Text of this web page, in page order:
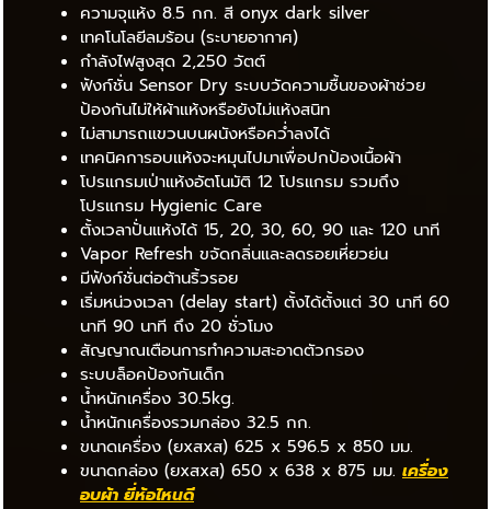
ความจุแห้ง 8.5 กก. สี onyx dark silver
เทคโนโลยีลมร้อน (ระบายอากาศ)
กำลังไฟสูงสุด 2,250 วัตต์
ฟังก์ชั่น Sensor Dry ระบบวัดความชื้นของผ้าช่วย
ป้องกันไม่ให้ผ้าแห้งหรือยังไม่แห้งสนิท
ไม่สามารถแขวนบนผนังหรือคว่ำลงได้
เทคนิคการอบแห้งจะหมุนไปมาเพื่อปกป้องเนื้อผ้า
โปรแกรมเป่าแห้งอัตโนมัติ 12 โปรแกรม รวมถึง
โปรแกรม Hygienic Care
ตั้งเวลาปั่นแห้งได้ 15, 20, 30, 60, 90 และ 120 นาที
Vapor Refresh ขจัดกลิ่นและลดรอยเหี่ยวย่น
มีฟังก์ชั่นต่อต้านริ้วรอย
เริ่มหน่วงเวลา (delay start) ตั้งได้ตั้งแต่ 30 นาที 60
นาที 90 นาที ถึง 20 ชั่วโมง
สัญญาณเตือนการทำความสะอาดตัวกรอง
ระบบล็อคป้องกันเด็ก
น้ำหนักเครื่อง 30.5kg.
น้ำหนักเครื่องรวมกล่อง 32.5 กก.
ขนาดเครื่อง (ยxสxส) 625 x 596.5 x 850 มม.
ขนาดกล่อง (ยxสxส) 650 x 638 x 875 มม. เครื่อง
อบผ้า ยี่ห้อไหนดี